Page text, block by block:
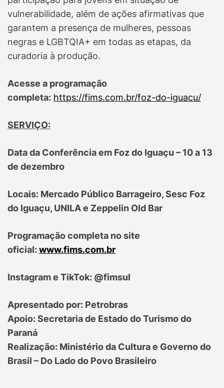
vulnerabilidade, além de ações afirmativas que
garantem a presença de mulheres, pessoas
negras e LGBTQIA+ em todas as etapas, da
curadoria à produção.
Acesse a programação
completa: https://fims.com.br/foz-do-iguacu/
SERVIÇO:
Data da Conferência em Foz do Iguaçu – 10 a 13
de dezembro
Locais: Mercado Público Barrageiro, Sesc Foz
do Iguaçu, UNILA e Zeppelin Old Bar
Programação completa no site
oficial:www.fims.com.br
Instagram e TikTok: @fimsul
Apresentado por: Petrobras
Apoio: Secretaria de Estado do Turismo do
Paraná
Realização: Ministério da Cultura e Governo do
Brasil – Do Lado do Povo Brasileiro